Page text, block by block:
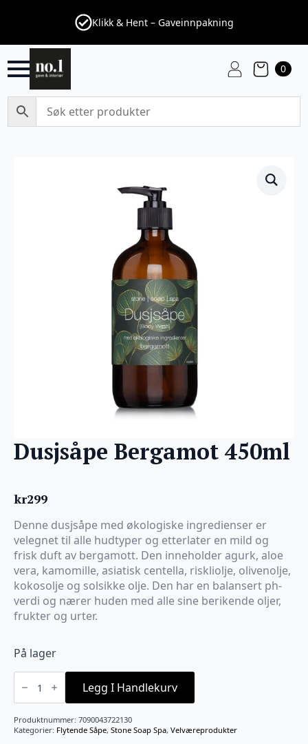
Klikk & Hent – Gaveinnpakning
0
Dusjsåpe Bergamot 450ml
kr299
Denne dusjsåpe med økologiske ingredienser er
velegnet til alle hudtyper og etterlater en mild og
frisk duft av bergamott. Den inneholder agurk, aloe
vera, kamomille, asiatisk centella, riskliolje, olivenolje,
kokosolje og solsikke olje. Den har en balansert ph-
verdi og nærer huden med alle sine berikende oljer,
frukter og urter.
På lager
Dusjsåpe
Bergamot
450ml
antall
Legg I Handlekurv
Produktnummer: 7090043722130
Kategorier: Flytende Såpe, Stone Soap Spa, Velværeprodukter